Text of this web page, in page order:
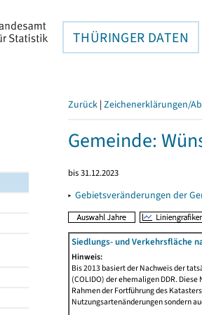
THÜRINGER DATEN
Zurück | Zeichenerklärungen/
Gemeinde:
bis 31.12.2023
▸ Gebietsveränderungen der
Siedlungs- und Verkehrsfläche
Hinweis:
Bis 2013 basiert der Nachweis der
(COLIDO) der ehemaligen DDR.
Rahmen der Fortführung des
Nutzungsartenänderungen sondern